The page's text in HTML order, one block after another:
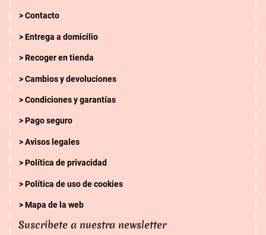
Contacto
Entrega a domicilio
Recoger en tienda
Cambios y devoluciones
Condiciones y garantías
Pago seguro
Avisos legales
Política de privacidad
Política de uso de cookies
Mapa de la web
Suscribete a nuestra newsletter